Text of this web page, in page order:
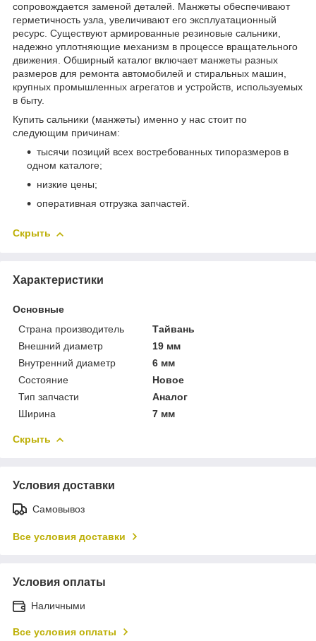
сопровождается заменой деталей. Манжеты обеспечивают
герметичность узла, увеличивают его эксплуатационный
ресурс. Существуют армированные резиновые сальники,
надежно уплотняющие механизм в процессе вращательного
движения. Обширный каталог включает манжеты разных
размеров для ремонта автомобилей и стиральных машин,
крупных промышленных агрегатов и устройств, используемых
в быту.
Купить сальники (манжеты) именно у нас стоит по
следующим причинам:
тысячи позиций всех востребованных типоразмеров в
одном каталоге;
низкие цены;
оперативная отгрузка запчастей.
Скрыть
Характеристики
Основные
Страна производитель
Тайвань
Внешний диаметр
19 мм
Внутренний диаметр
6 мм
Состояние
Новое
Тип запчасти
Аналог
Ширина
7 мм
Скрыть
Условия доставки
Самовывоз
Все условия доставки
Условия оплаты
Наличными
Все условия оплаты